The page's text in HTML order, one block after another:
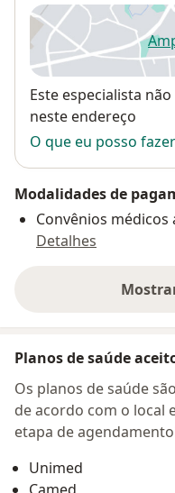
Disponibilidade
Este especialista
neste endereço
O que eu posso
Modalidades de
Convênios
Detalhes
Planos de saúde
Os planos de saúde
de acordo com o local
etapa de
Unimed